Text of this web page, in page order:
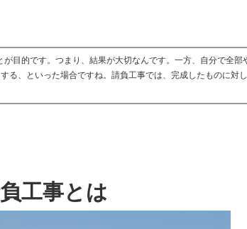
目的です。つまり、結果が大切なんです。一方、自分で全
る、といった場合ですね。請負工事では、完成したものに対
工事とは